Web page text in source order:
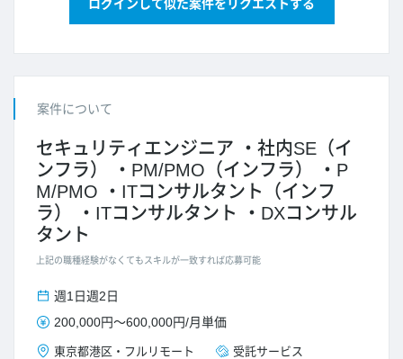
ログインして似た案件をリクエストする
案件について
セキュリティエンジニア
社内SE（イ
ンフラ）
PM/PMO（インフラ）
P
M/PMO
ITコンサルタント（インフ
ラ）
ITコンサルタント
DXコンサル
タント
上記の職種経験がなくてもスキルが一致すれば応募可能
週1日週2日
200,000円～600,000円/月単価
東京都港区 ・ フルリモート 受託サービス